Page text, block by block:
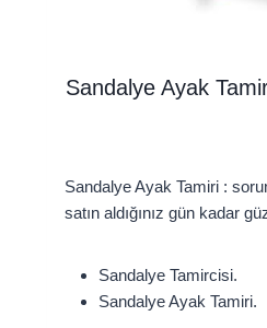
Sandalye Ayak
Sandalye Ayak Tamiri :
satın aldığınız gün kadar
Sandalye Tamircisi.
Sandalye Ayak Tamiri.